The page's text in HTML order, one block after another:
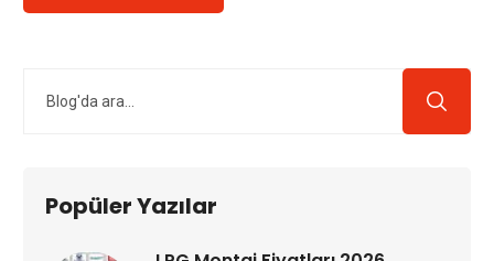
Popüler Yazılar